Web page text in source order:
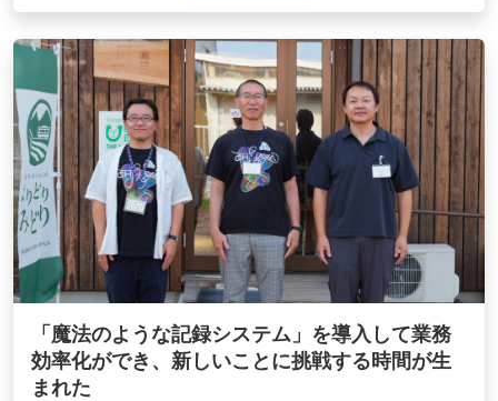
「魔法のような記録システム」を導入して業務
効率化ができ、新しいことに挑戦する時間が生
まれた